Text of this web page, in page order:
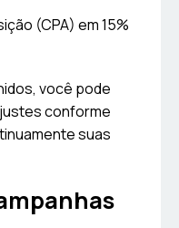
(CPA) em 15%
você pode
conforme
suas